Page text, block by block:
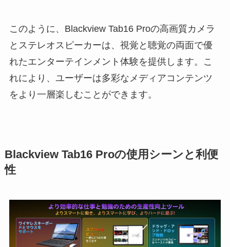
このように、Blackview Tab16 Proの高画質カメラ
とステレオスピーカーは、視覚と聴覚の両面で優
れたエンターテインメント体験を提供します。こ
れにより、ユーザーは多彩なメディアコンテンツ
をより一層楽しむことができます。
Blackview Tab16 Proの使用シーンと利便
性